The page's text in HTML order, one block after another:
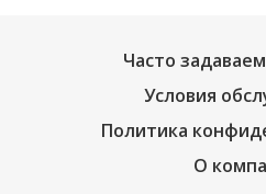
Часто
Условия
Политика
О